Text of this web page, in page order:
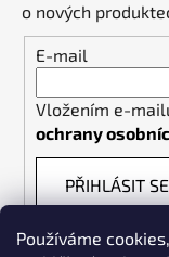
Používáme
o nových
E-mail
Vložením e-
ochrany
PŘIHLÁSIT SE